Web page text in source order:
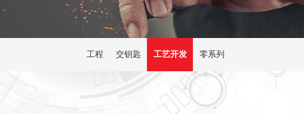
工程 交钥匙 工艺开发 零系列